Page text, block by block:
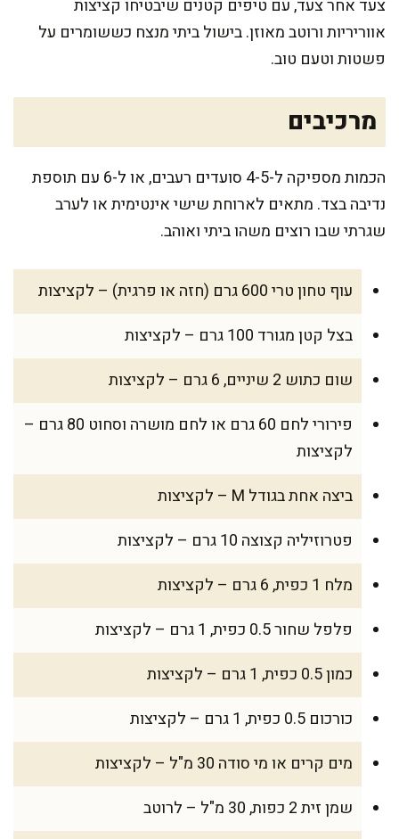
צעד אחר צעד, עם טיפים קטנים שיבטיחו קציצות
אווריריות ורוטב מאוזן. בישול ביתי מנצח כששומרים על
פשטות וטעם טוב.
מרכיבים
הכמות מספיקה ל-4-5 סועדים רעבים, או ל-6 עם תוספת
נדיבה בצד. מתאים לארוחת שישי אינטימית או לערב
שגרתי שבו רוצים משהו ביתי ואוהב.
עוף טחון טרי 600 גרם (חזה או פרגית) – לקציצות
בצל קטן מגורד 100 גרם – לקציצות
שום כתוש 2 שיניים, 6 גרם – לקציצות
פירורי לחם 60 גרם או לחם מושרה וסחוט 80 גרם –
לקציצות
ביצה אחת בגודל M – לקציצות
פטרוזיליה קצוצה 10 גרם – לקציצות
מלח 1 כפית, 6 גרם – לקציצות
פלפל שחור 0.5 כפית, 1 גרם – לקציצות
כמון 0.5 כפית, 1 גרם – לקציצות
כורכום 0.5 כפית, 1 גרם – לקציצות
מים קרים או מי סודה 30 מ"ל – לקציצות
שמן זית 2 כפות, 30 מ"ל – לרוטב